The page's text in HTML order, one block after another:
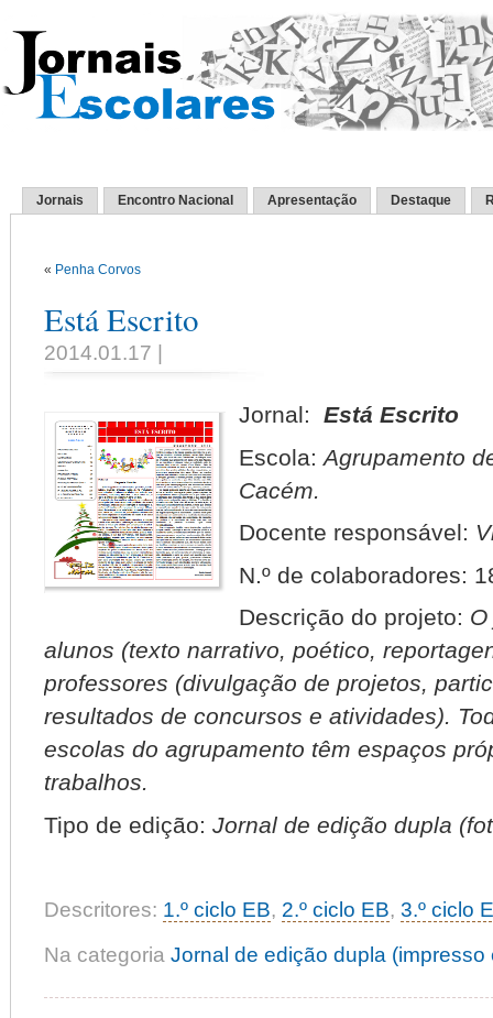
Jornais Encontro Nacional Apresentação Destaque
« Penha Corvos
Está Escrito
2014.01.17 |
Jornal:Está Escrito
Escola:Agrupamento
Cacém.
Docente responsável:
N.º de colaboradores:
Descrição do projeto:
alunos (texto narrativo, poético,
professores (divulgação de projetos,
resultados de concursos e atividades).
escolas do agrupamento têm espaços
trabalhos.
Tipo de edição: Jornal de edição dupla
Descritores: 1.º ciclo EB, 2.º ciclo EB, 3.º ciclo
Na categoria Jornal de edição dupla (impresso